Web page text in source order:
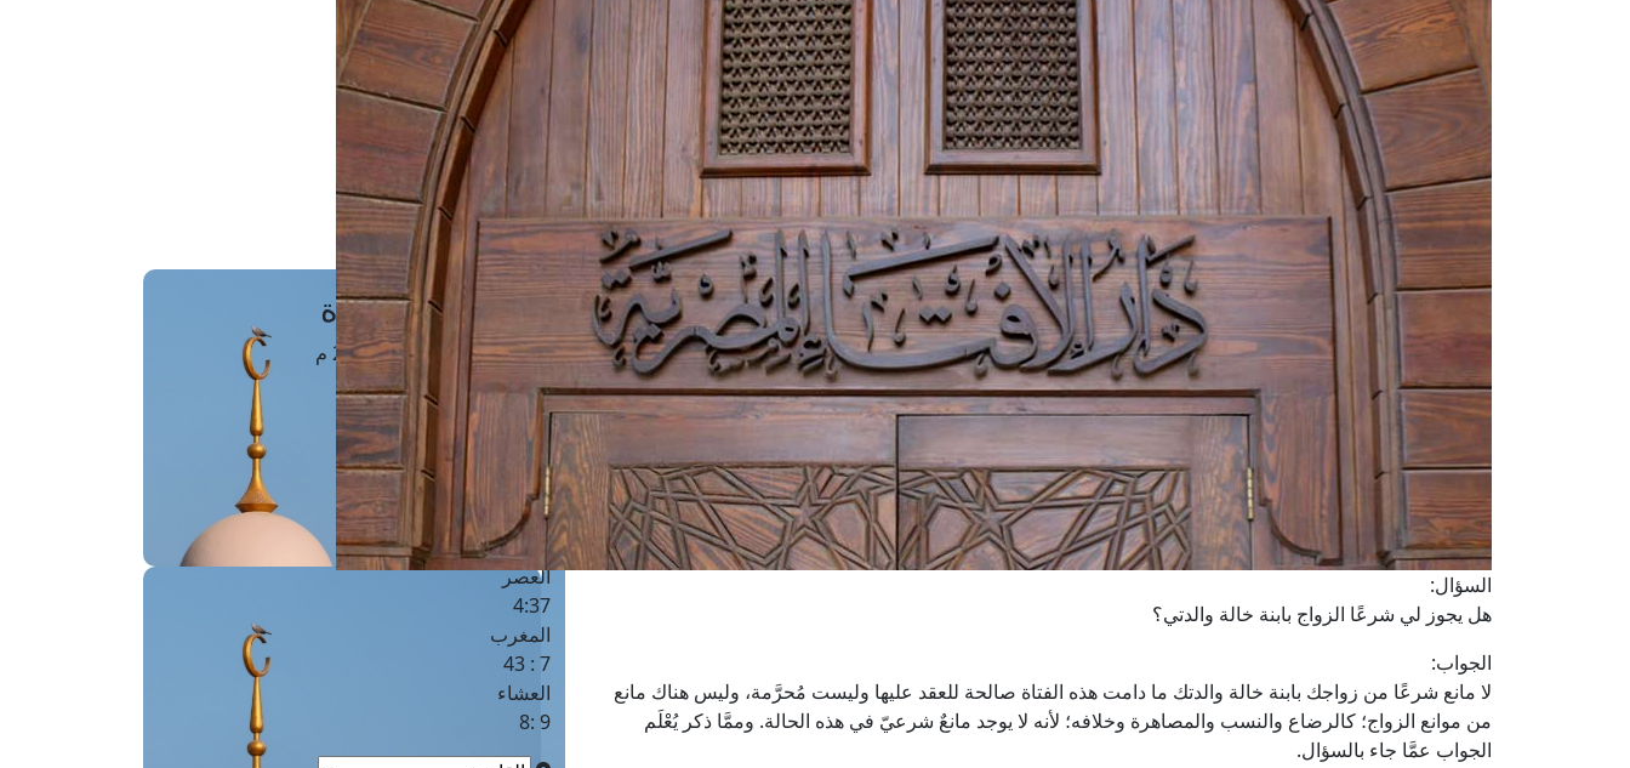
السؤال:
هل يجوز لي شرعًا الزواج بابنة خالة والدتي؟
الجواب:
لا مانع شرعًا من زواجك بابنة خالة والدتك ما دامت هذه الفتاة صالحة للعقد عليها وليست مُحرَّمة، وليس هناك مانع
من موانع الزواج؛ كالرضاع والنسب والمصاهرة وخلافه؛ لأنه لا يوجد مانعٌ شرعيّ في هذه الحالة. وممَّا ذكر يُعْلَم
الجواب عمَّا جاء بالسؤال.
استعلام عن فتوى
حجز موعد
الفتوى الهاتفية
مَواقِيتُ الصَّـــلاة
القاهرة · 08 أغسطس 2026 م
الفجر
4 :42
الشروق
6 :18
الظهر
العصر
4:37
المغرب
7 : 43
العشاء
9 :8